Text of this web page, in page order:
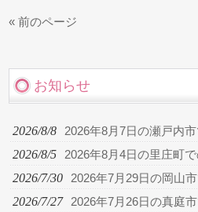
« 前のページ
お知らせ
2026/8/8 2026年8月7日の瀬戸内
2026/8/5 2026年8月4日の里庄町
2026/7/30 2026年7月29日の岡山
2026/7/27 2026年7月26日の真庭